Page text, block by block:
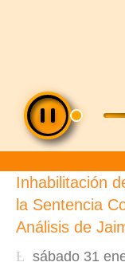
Inhabilitación
la Sentencia
Análisis de
sábado 31